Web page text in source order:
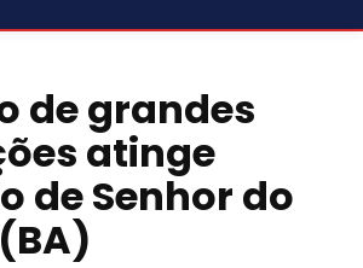
de grandes
atinge
de Senhor do